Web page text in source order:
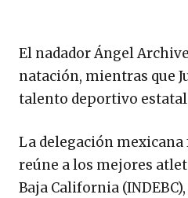
El nadador Ángel
natación, mientras que
talento deportivo
La delegación mexicana
reúne a los mejores
Baja California